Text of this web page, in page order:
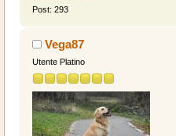
Post: 293
Vega87
Utente Platino